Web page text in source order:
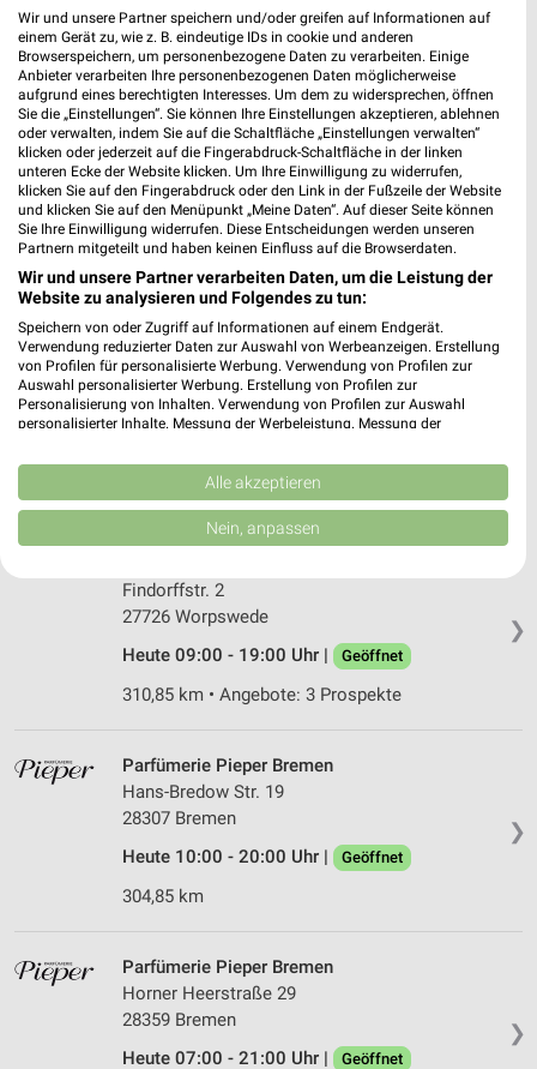
21698 Harsefeld
Heute 08:00 - 19:00 Uhr | Geöffnet
280,39 km • Angebote: 3 Prospekte
budni - apensen
Beckdorfer Straße 18
21641 Apensen
Heute 08:00 - 20:00 Uhr | Geöffnet
273,25 km • Angebote: 3 Prospekte
Rossmann Gnarrenburg
Hindenburgstr. 81 b
27442 Gnarrenburg
310,22 km • Angebote: 3 Prospekte
❯
Findorffstr. 2
27726 Worpswede
Heute 09:00 - 19:00 Uhr |
Geöffnet
310,85 km • Angebote: 3 Prospekte
❯
Parfümerie Pieper Bremen
Hans-Bredow Str. 19
28307 Bremen
Heute 10:00 - 20:00 Uhr |
Geöffnet
304,85 km
❯
Parfümerie Pieper Bremen
Horner Heerstraße 29
28359 Bremen
Heute 07:00 - 21:00 Uhr |
Geöffnet
Wir und unsere Partner speichern und/oder greifen auf Informationen auf
einem Gerät zu, wie z. B. eindeutige IDs in cookie und anderen
Browserspeichern, um personenbezogene Daten zu verarbeiten. Einige
Anbieter verarbeiten Ihre personenbezogenen Daten möglicherweise
aufgrund eines berechtigten Interesses. Um dem zu widersprechen, öffnen
Sie die „Einstellungen“. Sie können Ihre Einstellungen akzeptieren, ablehnen
oder verwalten, indem Sie auf die Schaltfläche „Einstellungen verwalten“
klicken oder jederzeit auf die Fingerabdruck-Schaltfläche in der linken
unteren Ecke der Website klicken. Um Ihre Einwilligung zu widerrufen,
klicken Sie auf den Fingerabdruck oder den Link in der Fußzeile der Website
und klicken Sie auf den Menüpunkt „Meine Daten“. Auf dieser Seite können
Sie Ihre Einwilligung widerrufen. Diese Entscheidungen werden unseren
Partnern mitgeteilt und haben keinen Einfluss auf die Browserdaten.
Wir und unsere Partner verarbeiten Daten, um die Leistung der
Website zu analysieren und Folgendes zu tun:
Speichern von oder Zugriff auf Informationen auf einem Endgerät.
Verwendung reduzierter Daten zur Auswahl von Werbeanzeigen. Erstellung
von Profilen für personalisierte Werbung. Verwendung von Profilen zur
Auswahl personalisierter Werbung. Erstellung von Profilen zur
Personalisierung von Inhalten. Verwendung von Profilen zur Auswahl
personalisierter Inhalte. Messung der Werbeleistung. Messung der
Kombinationen von Daten aus verschiedenen Quellen. Entwicklung und
Verbesserung der Angebote. Verwendung reduzierter Daten zur Auswahl
von Inhalten.
Daten können außerhalb der Europäischen Union weitergegeben und in die
Website/App.
Partnerliste anzeigen (1 IAB-Anbieter)
Wir nutzen Ihre Daten für folgende Zwecke:
Verwendung reduzierter Daten zur Auswahl von
Werbeanzeigen
Erstellung von Profilen für personalisierte
Erstellung von Profilen zur Personalisierung
von Inhalten
Verwendung von Profilen zur Auswahl
Alle akzeptieren
Nein, anpassen